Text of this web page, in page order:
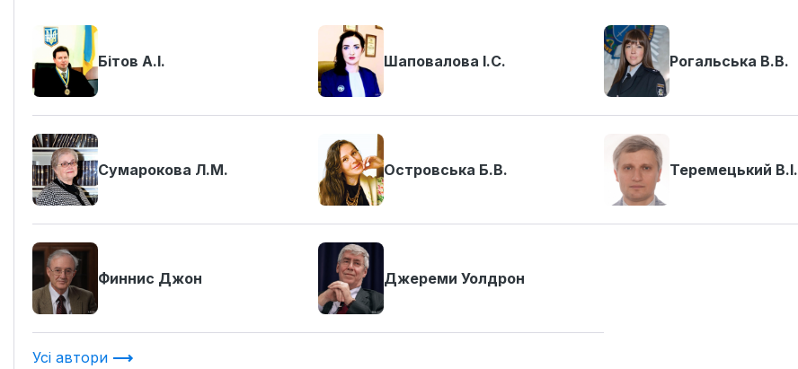
Бітов А.І. Шаповалова І.С. Рогальська В.В.
Сумарокова Л.М. Островська Б.В. Теремецький В.І.
Финнис Джон Джереми Уолдрон
Усі автори